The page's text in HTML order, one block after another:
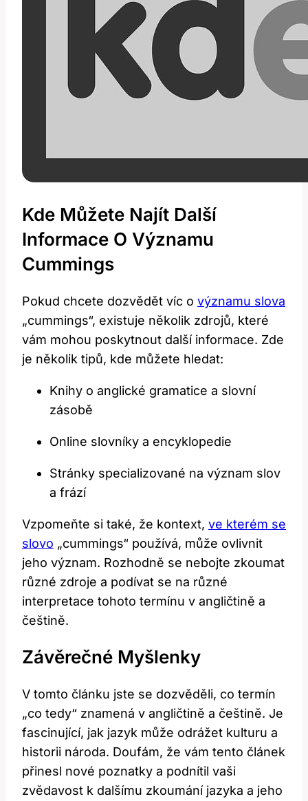
Kde Můžete Najít Další
Informace O Významu
Cummings
Pokud chcete dozvědět víc o významu slova
„cummings“, existuje několik zdrojů, které
vám mohou poskytnout další informace. Zde
je několik tipů, kde můžete hledat:
Knihy o anglické gramatice a slovní
zásobě
Online slovníky a encyklopedie
Stránky specializované na význam slov
a frází
Vzpomeňte si také, že kontext, ve kterém se
slovo „cummings“ používá, může ovlivnit
jeho význam. Rozhodně se nebojte zkoumat
různé zdroje a podívat se na různé
interpretace tohoto termínu v angličtině a
češtině.
Závěrečné Myšlenky
V tomto článku jste se dozvěděli, co termín
„co tedy“ znamená v angličtině a češtině. Je
fascinující, jak jazyk může odrážet kulturu a
historii národa. Doufám, že vám tento článek
přinesl nové poznatky a podnítil vaši
zvědavost k dalšímu zkoumání jazyka a jeho